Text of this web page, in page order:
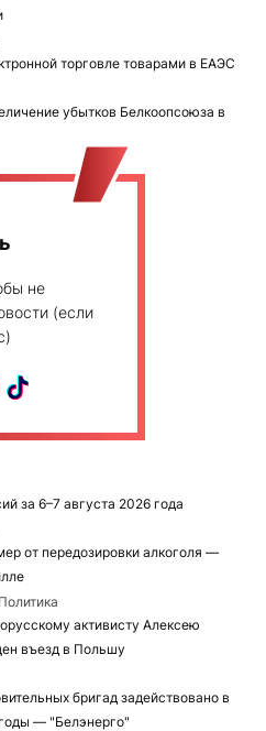
торговле товарами в ЕАЭС
убытков Белкоопсоюза в
не
(если
за 6–7 августа 2026 года
от передозировки алкоголя —
активисту Алексею
въезд в Польшу
бригад задействовано в
— "Белэнерго"